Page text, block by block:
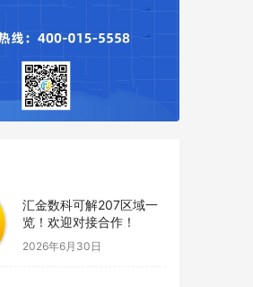
汇金数科可解207区域一
览！欢迎对接合作！
2026年6月30日